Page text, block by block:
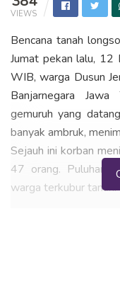
VIEWS
Bencana tanah
Jumat pekan lalu,
WIB, warga Dusun
Banjarnegara
gemuruh yang
banyak ambruk,
Sejauh ini korban
47 orang. Puluhan
warga terkubur tanah.